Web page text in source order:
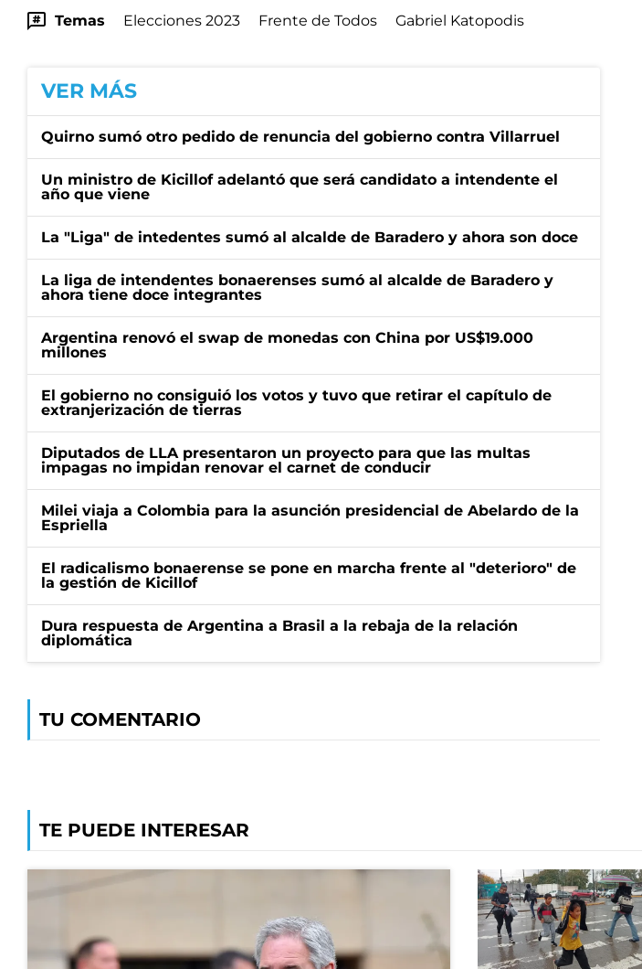
Temas Elecciones 2023 Frente de Todos Gabriel Katopodis
VER MÁS
Quirno sumó otro pedido de renuncia del gobierno contra Villarruel
Un ministro de Kicillof adelantó que será candidato a intendente el
año que viene
La "Liga" de intedentes sumó al alcalde de Baradero y ahora son doce
La liga de intendentes bonaerenses sumó al alcalde de Baradero y
ahora tiene doce integrantes
Argentina renovó el swap de monedas con China por US$19.000
millones
El gobierno no consiguió los votos y tuvo que retirar el capítulo de
extranjerización de tierras
Diputados de LLA presentaron un proyecto para que las multas
impagas no impidan renovar el carnet de conducir
Milei viaja a Colombia para la asunción presidencial de Abelardo de la
Espriella
El radicalismo bonaerense se pone en marcha frente al "deterioro" de
la gestión de Kicillof
Dura respuesta de Argentina a Brasil a la rebaja de la relación
diplomática
TU COMENTARIO
TE PUEDE INTERESAR